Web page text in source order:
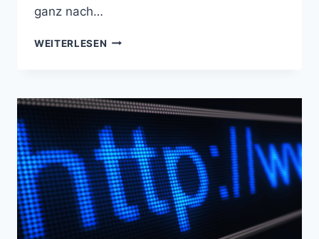
ganz nach…
WEITERLESEN LOCAL